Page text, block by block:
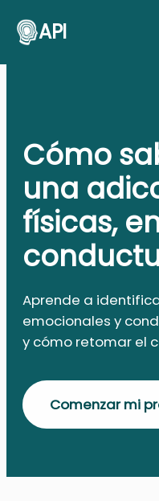
API
Cómo
una
físicas,
Aprende a
emocionales y
y cómo retomar el
Comenzar mi